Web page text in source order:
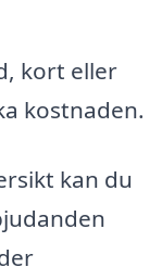
kort eller
kostnaden.
kan du